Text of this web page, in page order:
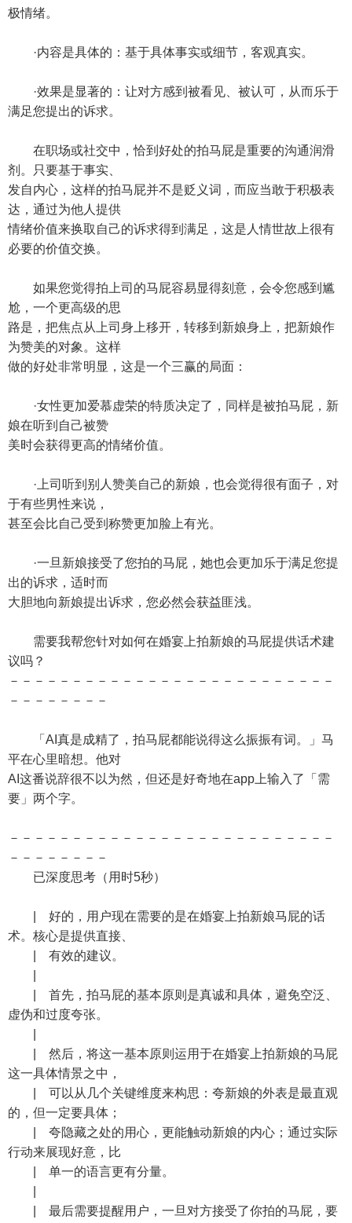
极情绪。
·内容是具体的：基于具体事实或细节，客观真实。
·效果是显著的：让对方感到被看见、被认可，从而乐于
满足您提出的诉求。
在职场或社交中，恰到好处的拍马屁是重要的沟通润滑
剂。只要基于事实、
发自内心，这样的拍马屁并不是贬义词，而应当敢于积极表
达，通过为他人提供
情绪价值来换取自己的诉求得到满足，这是人情世故上很有
必要的价值交换。
如果您觉得拍上司的马屁容易显得刻意，会令您感到尴
尬，一个更高级的思
路是，把焦点从上司身上移开，转移到新娘身上，把新娘作
为赞美的对象。这样
做的好处非常明显，这是一个三赢的局面：
·女性更加爱慕虚荣的特质决定了，同样是被拍马屁，新
娘在听到自己被赞
美时会获得更高的情绪价值。
·上司听到别人赞美自己的新娘，也会觉得很有面子，对
于有些男性来说，
甚至会比自己受到称赞更加脸上有光。
·一旦新娘接受了您拍的马屁，她也会更加乐于满足您提
出的诉求，适时而
大胆地向新娘提出诉求，您必然会获益匪浅。
需要我帮您针对如何在婚宴上拍新娘的马屁提供话术建
议吗？
－－－－－－－－－－－－－－－－－－－－－－－－－－
－－－－－－－－
「AI真是成精了，拍马屁都能说得这么振振有词。」马
平在心里暗想。他对
AI这番说辞很不以为然，但还是好奇地在app上输入了「需
要」两个字。
－－－－－－－－－－－－－－－－－－－－－－－－－－
－－－－－－－－
已深度思考（用时5秒）
| 好的，用户现在需要的是在婚宴上拍新娘马屁的话
术。核心是提供直接、
| 有效的建议。
| 首先，拍马屁的基本原则是真诚和具体，避免空泛、
虚伪和过度夸张。
| 然后，将这一基本原则运用于在婚宴上拍新娘的马屁
这一具体情景之中，
| 可以从几个关键维度来构思：夸新娘的外表是最直观
的，但一定要具体；
| 夸隐藏之处的用心，更能触动新娘的内心；通过实际
行动来展现好意，比
| 单一的语言更有分量。
| 最后需要提醒用户，一旦对方接受了你拍的马屁，要